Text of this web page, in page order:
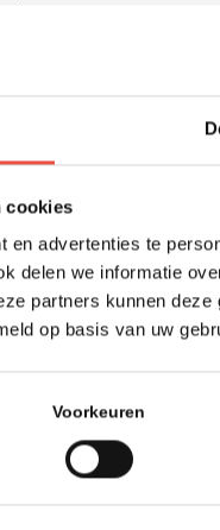
cookies
en advertenties te
delen we informatie
partners kunnen
op basis van uw
Voorkeuren
uitzoeken) en
maar jij en jouw
nemen wij in de
zelf contact met